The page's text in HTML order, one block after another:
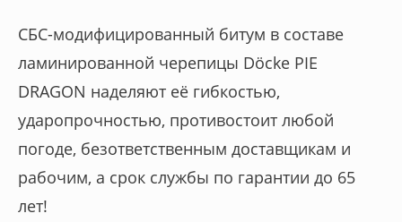
СБС-модифицированный битум в составе
ламинированной черепицы Dӧcke PIE
DRAGON наделяют её гибкостью,
ударопрочностью, противостоит любой
погоде, безответственным доставщикам и
рабочим, а срок службы по гарантии до 65
лет!